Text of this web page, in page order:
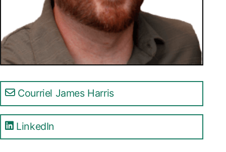
Courriel James Harris
LinkedIn